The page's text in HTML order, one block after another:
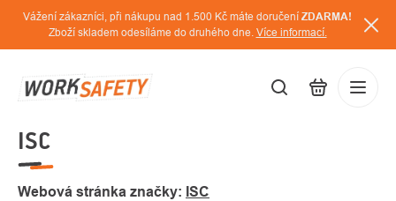
Přejít
obsah
Vážení zákazníci, při nákupu nad 1.500 Kč máte doručení ZDARMA!
Zboží skladem odesíláme do druhého dne. Více informací.
ISC
Webová stránka značky: ISC